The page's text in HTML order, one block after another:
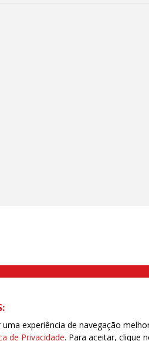
000 Brás, São Paulo/SP | Telefone (11)
experiência de navegação
de Privacidade. Para aceitar, clique